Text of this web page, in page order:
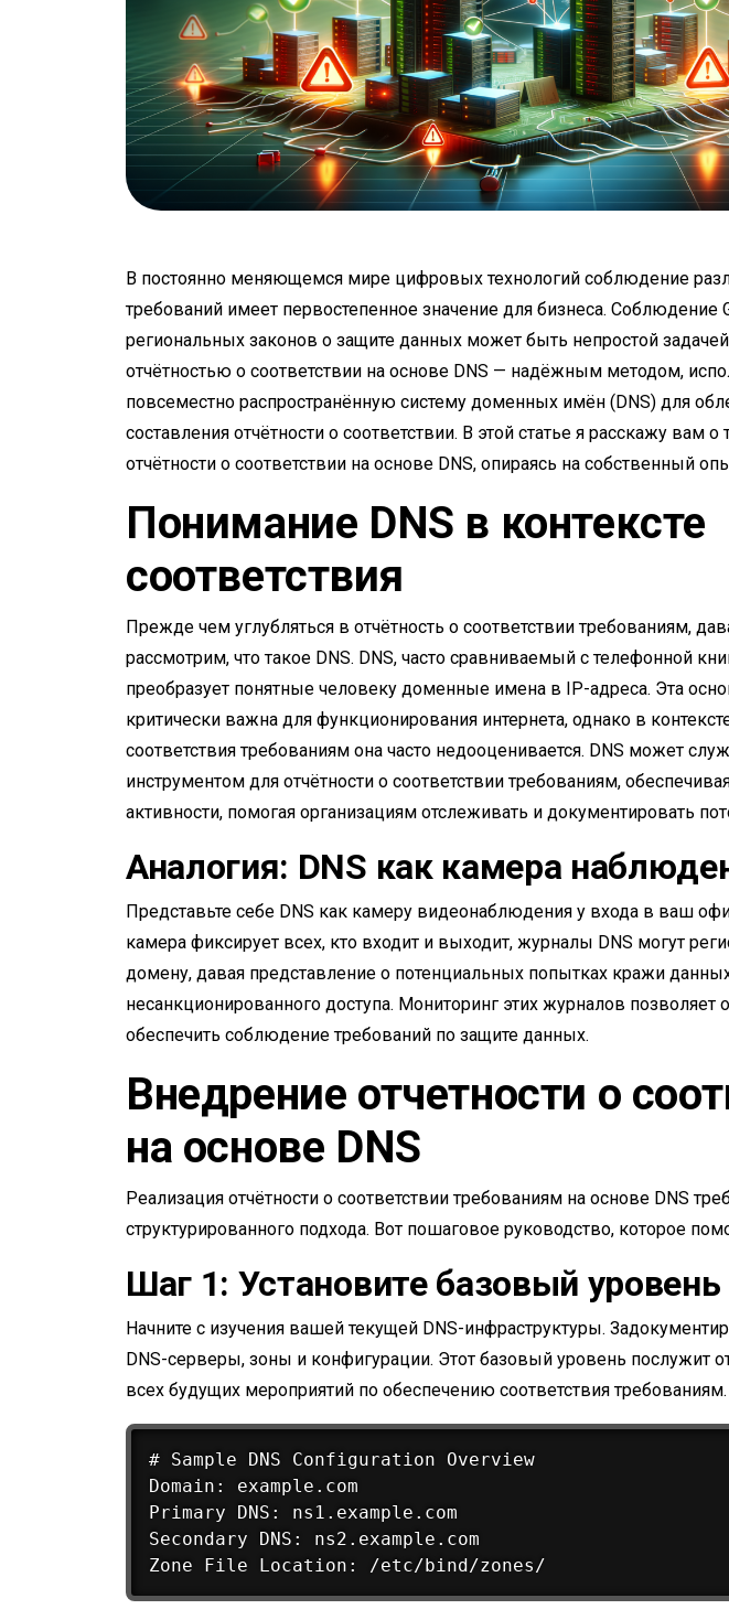
В постоянно меняющемся мире цифровых технологий соблюдение
требований имеет первостепенное значение для бизнеса. Соблюдение
региональных законов о защите данных может быть непростой
отчётностью о соответствии на основе DNS — надёжным методом,
повсеместно распространённую систему доменных имён (DNS) для
составления отчётности о соответствии. В этой статье я расскажу вам
отчётности о соответствии на основе DNS, опираясь на собственный
Понимание DNS в контексте
соответствия
Прежде чем углубляться в отчётность о соответствии требованиям,
рассмотрим, что такое DNS. DNS, часто сравниваемый с телефонной
преобразует понятные человеку доменные имена в IP-адреса. Эта
критически важна для функционирования интернета, однако в
соответствия требованиям она часто недооценивается. DNS может
инструментом для отчётности о соответствии требованиям,
активности, помогая организациям отслеживать и документировать
Аналогия: DNS как камера
Представьте себе DNS как камеру видеонаблюдения у входа в ваш
камера фиксирует всех, кто входит и выходит, журналы DNS могут
домену, давая представление о потенциальных попытках кражи
несанкционированного доступа. Мониторинг этих журналов позволяет
обеспечить соблюдение требований по защите данных.
Внедрение отчетности о
на основе DNS
Реализация отчётности о соответствии требованиям на основе DNS
структурированного подхода. Вот пошаговое руководство, которое
Шаг 1: Установите базовый уровень
Начните с изучения вашей текущей DNS-инфраструктуры.
DNS-серверы, зоны и конфигурации. Этот базовый уровень послужит
всех будущих мероприятий по обеспечению соответствия требованиям.
# Sample DNS Configuration Overview
Domain: example.com
Primary DNS: ns1.example.com
Secondary DNS: ns2.example.com